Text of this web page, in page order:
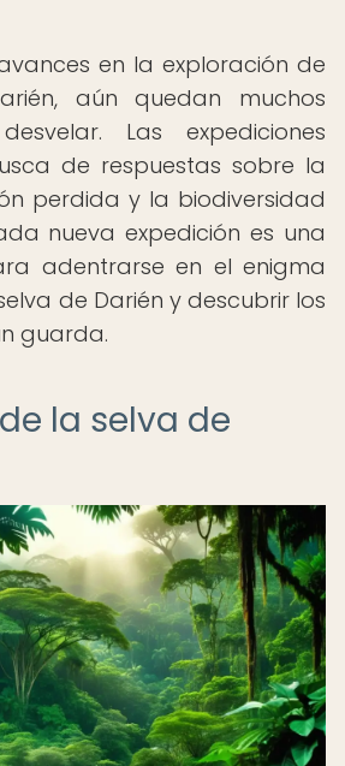
en la exploración de
aún quedan muchos
Las expediciones
de respuestas sobre la
perdida y la biodiversidad
nueva expedición es una
adentrarse en el enigma
de Darién y descubrir los
guarda.
la selva de